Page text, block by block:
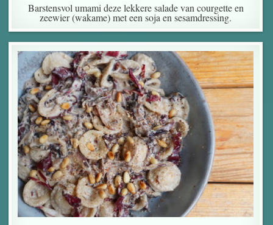
Barstensvol umami deze lekkere salade van courgette en
zeewier (wakame) met een soja en sesamdressing.